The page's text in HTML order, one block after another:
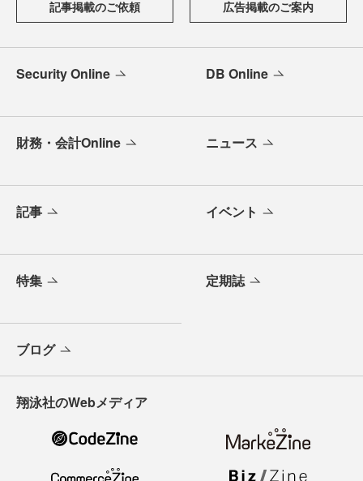
記事掲載のご依頼 広告掲載のご案内
Security Online DB Online
財務・会計Online ニュース
記事 イベント
特集 定期誌
ブログ
翔泳社のWebメディア